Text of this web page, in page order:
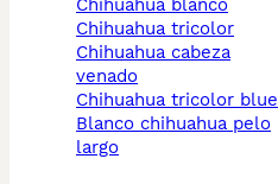
chihuahua blanco
chihuahua tricolor
chihuahua cabeza
venado
chihuahua tricolor blue
blanco chihuahua pelo
largo